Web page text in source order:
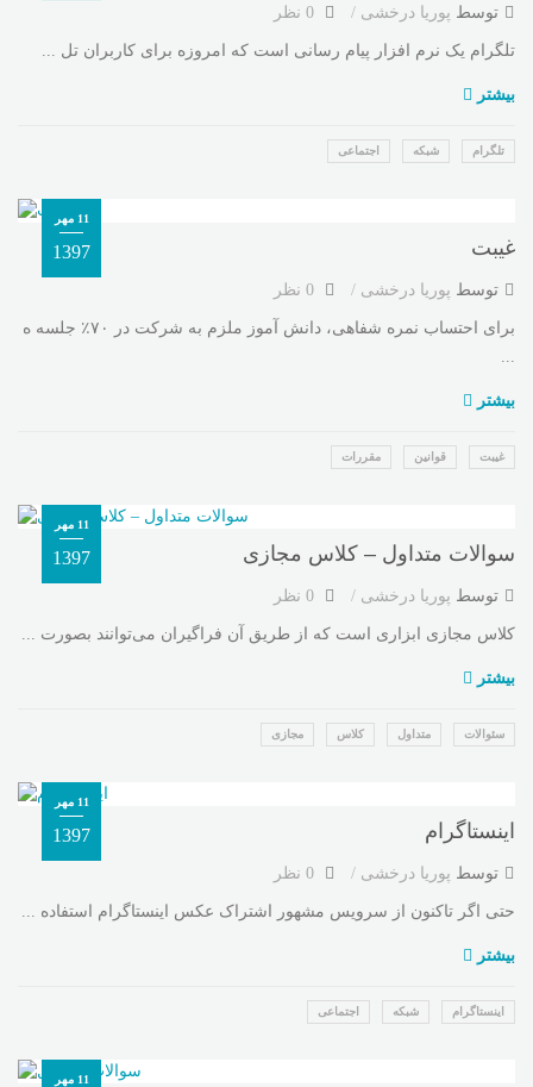
توسط پوریا درخشی 0 نظر
تلگرام یک نرم افزار پیام رسانی است که امروزه برای کاربران تل ...
بیشتر
تلگرام شبکه اجتماعی
غیبت
11 مهر
1397
توسط پوریا درخشی 0 نظر
برای احتساب نمره شفاهی، دانش آموز ملزم به شرکت در ۷۰٪ جلسه ه
بیشتر
غیبت قوانین مقررات
سوالات متداول – کلاس مجازی
11 مهر
1397
توسط پوریا درخشی 0 نظر
کلاس مجازی ابزاری است که از طریق آن فراگیران می‌توانند بصورت ...
بیشتر
سئوالات متداول کلاس مجازی
اینستاگرام
11 مهر
1397
توسط پوریا درخشی 0 نظر
حتی اگر تاکنون از سرویس مشهور اشتراک عکس اینستاگرام استفاده ...
بیشتر
اینستاگرام شبکه اجتماعی
11 مهر